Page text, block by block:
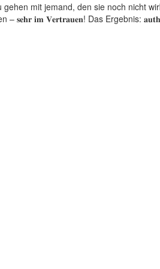
mit jemand, den sie noch nicht
𝐬𝐞𝐡𝐫 𝐢𝐦 𝐕𝐞𝐫𝐭𝐫𝐚𝐮𝐞𝐧! Das Ergebnis: